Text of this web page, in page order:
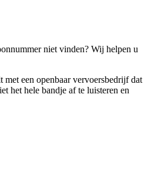
niet vinden? Wij helpen u
een openbaar vervoersbedrijf dat
het hele bandje af te luisteren en